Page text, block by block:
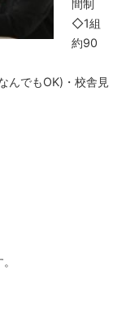
間制
◇1組
約90
んでもOK)・校舎見